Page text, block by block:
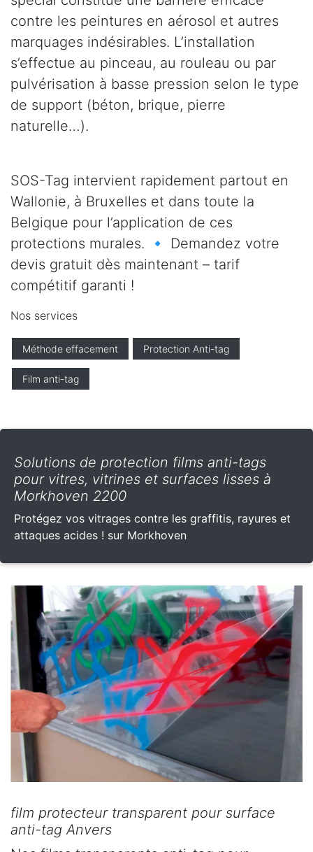
contre les peintures en aérosol et autres
marquages indésirables. L’installation
s’effectue au pinceau, au rouleau ou par
pulvérisation à basse pression selon le type
de support (béton, brique, pierre
naturelle…).
SOS-Tag intervient rapidement partout en
Wallonie, à Bruxelles et dans toute la
Belgique pour l’application de ces
protections murales. 🔹 Demandez votre
devis gratuit dès maintenant – tarif
compétitif garanti !
Nos services
Méthode effacement Protection Anti-tag
Film anti-tag
Solutions de protection films anti-tags
pour vitres, vitrines et surfaces lisses à
Morkhoven 2200
Protégez vos vitrages contre les graffitis, rayures et
attaques acides ! sur Morkhoven
film protecteur transparent pour surface
anti-tag Anvers